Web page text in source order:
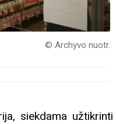
© Archyvo nuotr.
siekdama užtikrinti